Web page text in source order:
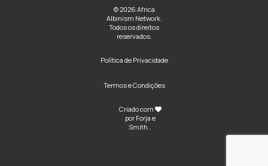
© 2026 Africa
Albinism Network.
Todos os direitos
reservados.
Política de Privacidade
Termos e Condições
Criado com
por Forja e
Smith